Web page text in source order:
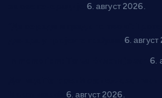
6. август 2026.
6.
6.
6. август 2026.